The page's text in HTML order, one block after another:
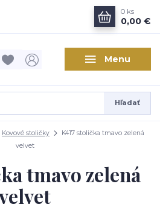
Menu
Hľadať
0 ks
0,00 €
Kovové stoličky
K417 stolička tmavo zelená
velvet
tmavo zelená